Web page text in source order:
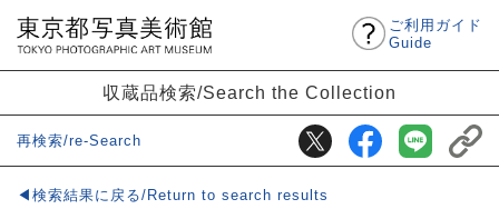
ご利用ガイド
Guide
収蔵品検索/Search the Collection
再検索/re-Search
◀検索結果に戻る/Return to search results